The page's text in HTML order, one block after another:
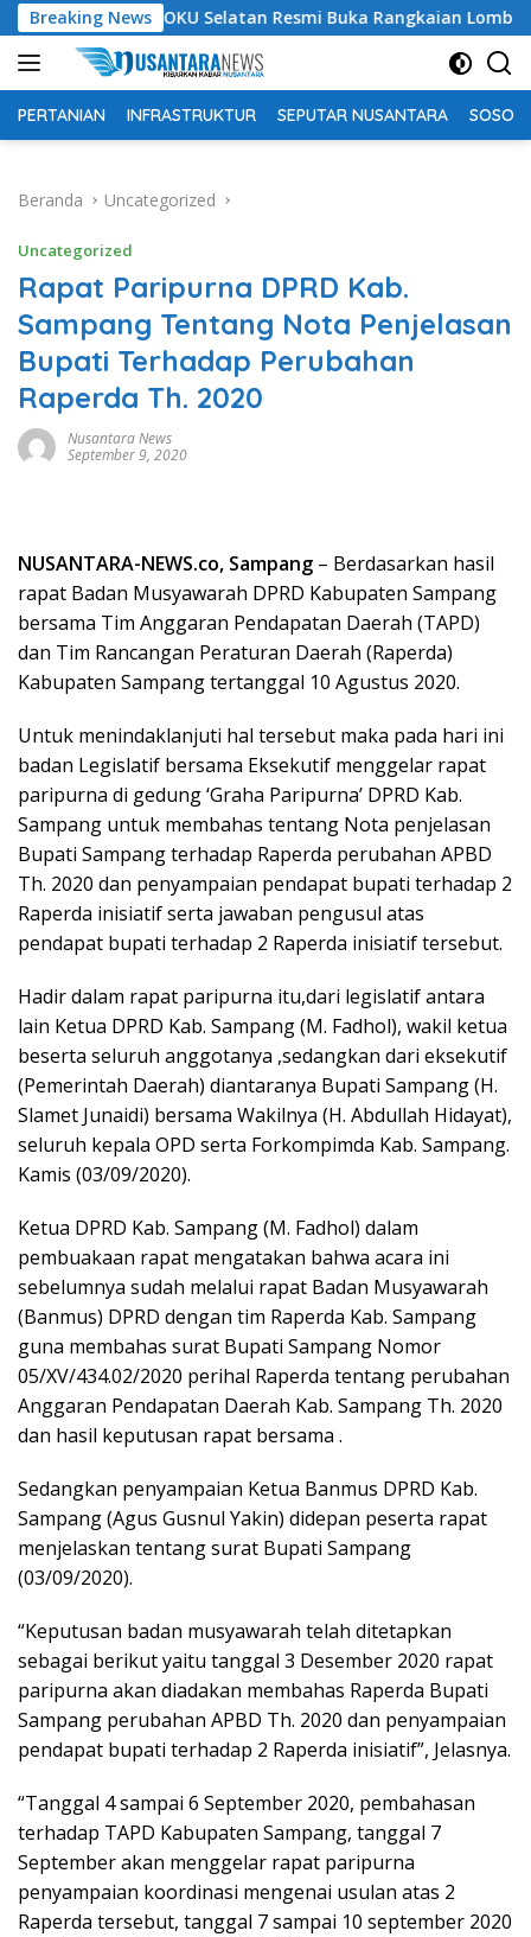
Langsung
ke
konten
Breaking News
Bupati OKU Selatan Resmi Buka Rangkaian Lomba
PERTANIAN INFRASTRUKTUR SEPUTAR NUSANTARA SOSOK
Beranda Uncategorized
Uncategorized
Rapat Paripurna DPRD Kab.
Sampang Tentang Nota Penjelasan
Bupati Terhadap Perubahan
Raperda Th. 2020
Nusantara News
September 9, 2020
NUSANTARA-NEWS.co, Sampang – Berdasarkan hasil
rapat Badan Musyawarah DPRD Kabupaten Sampang
bersama Tim Anggaran Pendapatan Daerah (TAPD)
dan Tim Rancangan Peraturan Daerah (Raperda)
Kabupaten Sampang tertanggal 10 Agustus 2020.
Untuk menindaklanjuti hal tersebut maka pada hari ini
badan Legislatif bersama Eksekutif menggelar rapat
paripurna di gedung ‘Graha Paripurna’ DPRD Kab.
Sampang untuk membahas tentang Nota penjelasan
Bupati Sampang terhadap Raperda perubahan APBD
Th. 2020 dan penyampaian pendapat bupati terhadap 2
Raperda inisiatif serta jawaban pengusul atas
pendapat bupati terhadap 2 Raperda inisiatif tersebut.
Hadir dalam rapat paripurna itu,dari legislatif antara
lain Ketua DPRD Kab. Sampang (M. Fadhol), wakil ketua
beserta seluruh anggotanya ,sedangkan dari eksekutif
(Pemerintah Daerah) diantaranya Bupati Sampang (H.
Slamet Junaidi) bersama Wakilnya (H. Abdullah Hidayat),
seluruh kepala OPD serta Forkompimda Kab. Sampang.
Kamis (03/09/2020).
Ketua DPRD Kab. Sampang (M. Fadhol) dalam
pembuakaan rapat mengatakan bahwa acara ini
sebelumnya sudah melalui rapat Badan Musyawarah
(Banmus) DPRD dengan tim Raperda Kab. Sampang
guna membahas surat Bupati Sampang Nomor
05/XV/434.02/2020 perihal Raperda tentang perubahan
Anggaran Pendapatan Daerah Kab. Sampang Th. 2020
dan hasil keputusan rapat bersama .
Sedangkan penyampaian Ketua Banmus DPRD Kab.
Sampang (Agus Gusnul Yakin) didepan peserta rapat
menjelaskan tentang surat Bupati Sampang
(03/09/2020).
“Keputusan badan musyawarah telah ditetapkan
sebagai berikut yaitu tanggal 3 Desember 2020 rapat
paripurna akan diadakan membahas Raperda Bupati
Sampang perubahan APBD Th. 2020 dan penyampaian
pendapat bupati terhadap 2 Raperda inisiatif”, Jelasnya.
“Tanggal 4 sampai 6 September 2020, pembahasan
terhadap TAPD Kabupaten Sampang, tanggal 7
September akan menggelar rapat paripurna
penyampaian koordinasi mengenai usulan atas 2
Raperda tersebut, tanggal 7 sampai 10 september 2020